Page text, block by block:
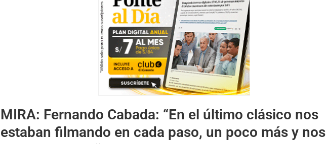
MIRA: Fernando Cabada: “En el último clásico nos
estaban filmando en cada paso, un poco más y nos